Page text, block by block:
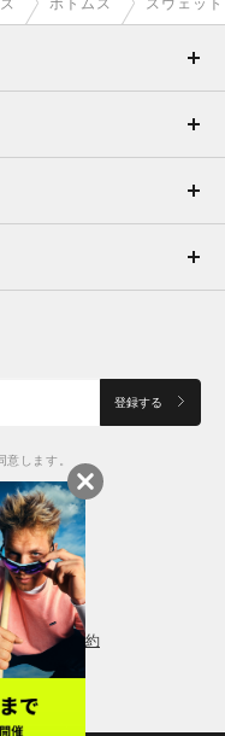
登録する
意します。
会員規約